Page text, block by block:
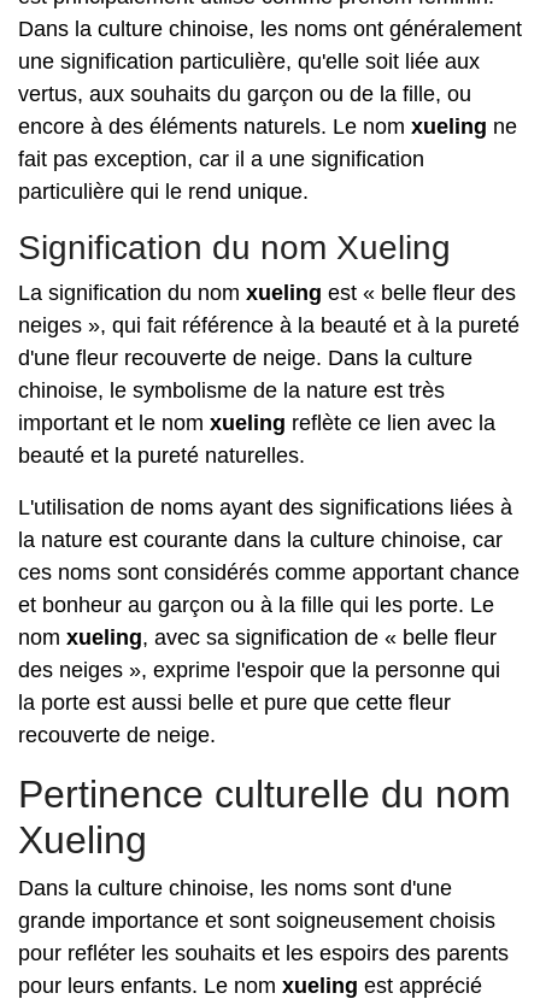
Dans la culture chinoise, les noms ont généralement
une signification particulière, qu'elle soit liée aux
vertus, aux souhaits du garçon ou de la fille, ou
encore à des éléments naturels. Le nom xueling ne
fait pas exception, car il a une signification
particulière qui le rend unique.
Signification du nom Xueling
La signification du nom xueling est « belle fleur des
neiges », qui fait référence à la beauté et à la pureté
d'une fleur recouverte de neige. Dans la culture
chinoise, le symbolisme de la nature est très
important et le nom xueling reflète ce lien avec la
beauté et la pureté naturelles.
L'utilisation de noms ayant des significations liées à
la nature est courante dans la culture chinoise, car
ces noms sont considérés comme apportant chance
et bonheur au garçon ou à la fille qui les porte. Le
nom xueling, avec sa signification de « belle fleur
des neiges », exprime l'espoir que la personne qui
la porte est aussi belle et pure que cette fleur
recouverte de neige.
Pertinence culturelle du nom
Xueling
Dans la culture chinoise, les noms sont d'une
grande importance et sont soigneusement choisis
pour refléter les souhaits et les espoirs des parents
pour leurs enfants. Le nom xueling est apprécié